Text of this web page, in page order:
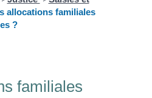
allocations familiales
?
familiales